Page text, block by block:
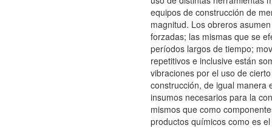
equipos de construcción de
magnitud. Los obreros
forzadas; las mismas que se
períodos largos de tiempo;
repetitivos e inclusive están
vibraciones por el uso de
construcción, de igual manera
insumos necesarios para la
mismos que como
productos químicos como es